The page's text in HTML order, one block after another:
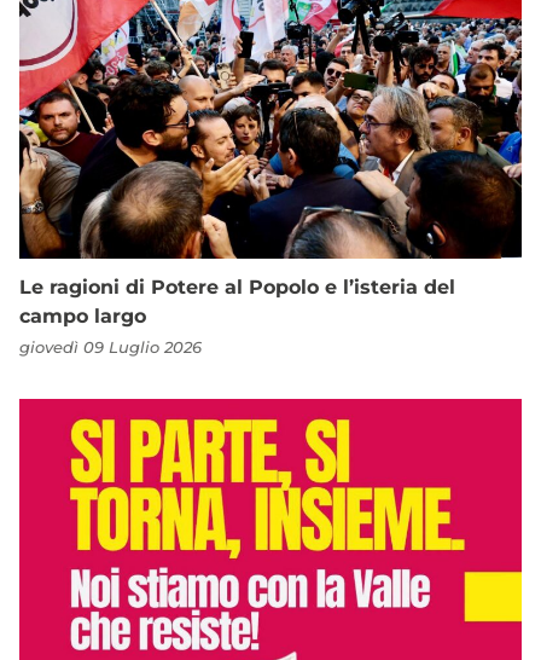
Le ragioni di Potere al Popolo e l’isteria del
campo largo
giovedì 09 Luglio 2026